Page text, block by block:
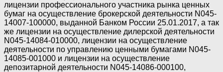
лицензии профессионального участника рынка ценных
бумаг на осуществление брокерской деятельности N045-
14007-100000, выданной Банком России 25.01.2017, а так
же лицензии на осуществление дилерской деятельности
N045-14084-010000, лицензии на осуществление
деятельности по управлению ценными бумагами N045-
14085-001000 и лицензии на осуществление
депозитарной деятельности N045-14086-000100,